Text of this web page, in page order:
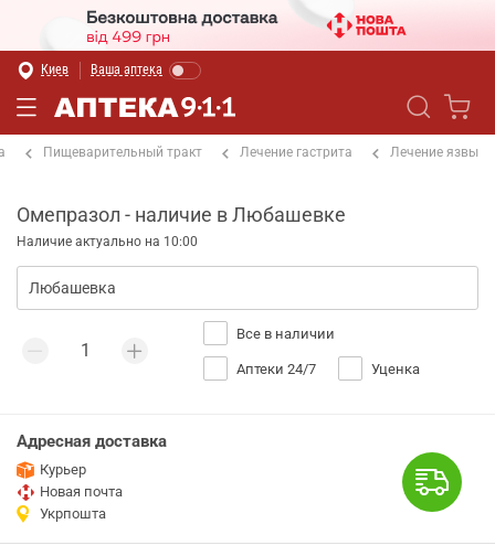
Киев Ваша аптека
Пищеварительный тракт Лечение гастрита Лечение язвы
Омепразол - наличие в Любашевке
Наличие актуально на 10:00
Все в наличии
Аптеки 24/7 Уценка
Адресная доставка
Курьер
Новая почта
Укрпошта